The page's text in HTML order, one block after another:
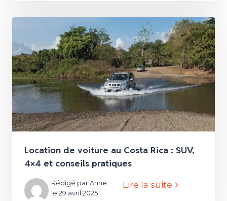
Location de voiture au Costa Rica : SUV,
4×4 et conseils pratiques
Rédigé par Anne
le 29 avril 2025
Lire la suite